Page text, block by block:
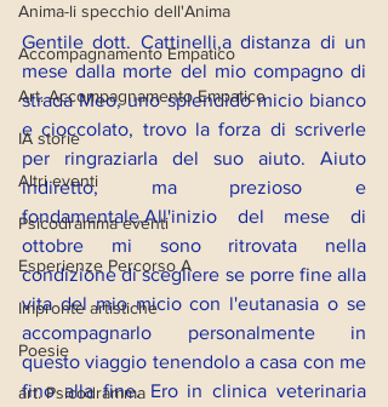
Anima-li specchio dell'Anima
Accompagnamento Empatico
Art. Accompagnamento Empatico
IA storie
Altri eventi
Psicodramma eventi
Esperienze Percorso A
Impronte artistiche
Poesie
art. Psicodramma
Gentile dott. Cattinelli,a distanza di un
mese dalla morte del mio compagno di
strada Meo, uno splendido micio bianco
e cioccolato, trovo la forza di scriverle
per ringraziarla del suo aiuto. Aiuto
indiretto, ma prezioso e
fondamentale.All'inizio del mese di
ottobre mi sono ritrovata nella
condizione di scegliere se porre fine alla
vita del mio micio con l'eutanasia o se
accompagnarlo personalmente in
questo viaggio tenendolo a casa con me
fino alla fine. Ero in clinica veterinaria